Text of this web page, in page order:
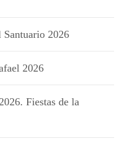
Santuario 2026
2026
Fiestas de la